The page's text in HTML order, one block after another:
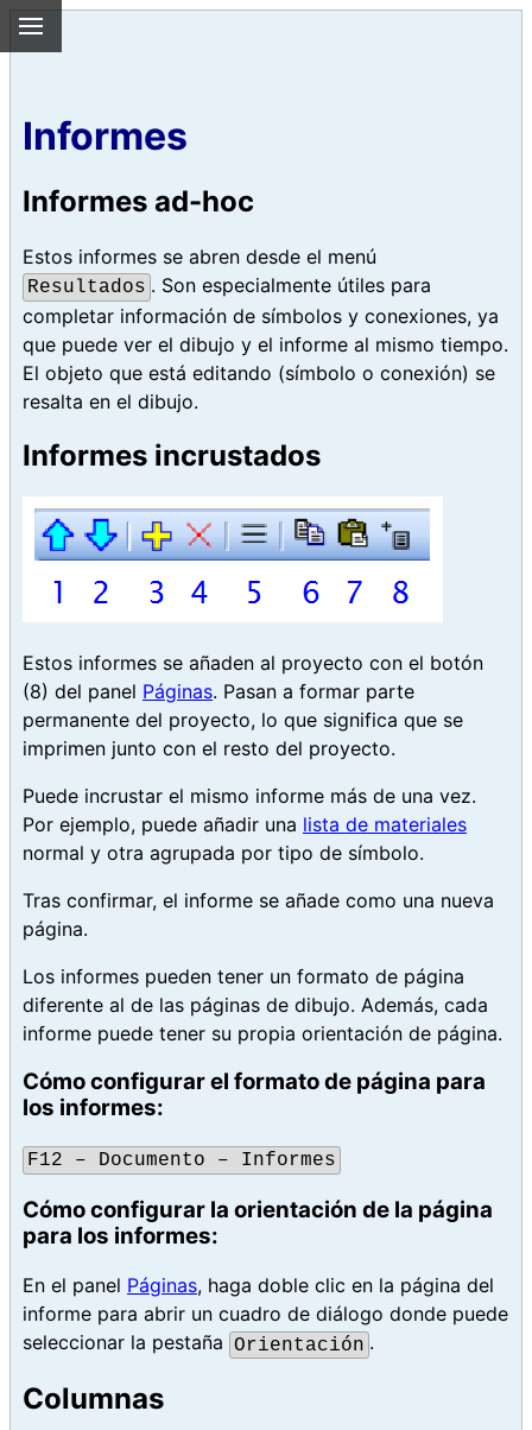
Informes
Informes ad-hoc
Estos informes se abren desde el menú
Resultados . Son especialmente útiles para
completar información de símbolos y conexiones, ya
que puede ver el dibujo y el informe al mismo tiempo.
El objeto que está editando (símbolo o conexión) se
resalta en el dibujo.
Informes incrustados
Estos informes se añaden al proyecto con el botón
(8) del panel Páginas. Pasan a formar parte
permanente del proyecto, lo que significa que se
imprimen junto con el resto del proyecto.
Puede incrustar el mismo informe más de una vez.
Por ejemplo, puede añadir una lista de materiales
normal y otra agrupada por tipo de símbolo.
Tras confirmar, el informe se añade como una nueva
página.
Los informes pueden tener un formato de página
diferente al de las páginas de dibujo. Además, cada
informe puede tener su propia orientación de página.
Cómo configurar el formato de página para
los informes:
F12 – Documento – Informes
Cómo configurar la orientación de la página
para los informes:
En el panel Páginas, haga doble clic en la página del
informe para abrir un cuadro de diálogo donde puede
seleccionar la pestaña Orientación .
Columnas